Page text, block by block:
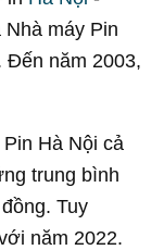
máy Pin
Đến năm 2003,
Hà Nội cả
trung bình
. Tuy
năm 2022.